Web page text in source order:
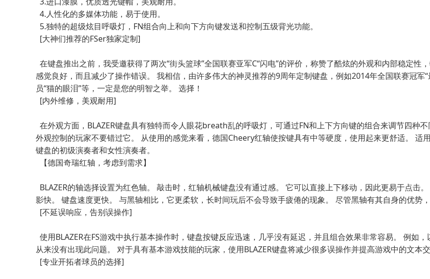
4.人性化的多媒体功能，易于使用。
5.独特的超级炫目呼吸灯，FN组合向上和向下方向键发送和控制五级背光功能。
[大神们推荐的FSer独家定制]
在键盘推出之前，我受邀获得了两次“街头篮球”全国联赛亚军C“闪电”的评价，称赞了酷炫的外观和内部稳定
感觉良好，而且减少了操作错误。 我相信，由许多伟大的神灵推荐的9周年定制键盘，例如2014年全国联赛冠军
员“猫的眼泪”等，一定是您的明智之举。 选择！
[内外维修，美观耐用]
在外观方面，BLAZER键盘具有独特而令人眼花breath乱的呼吸灯，可通过FN和上下方向键的组合来调节四种
外观控制的玩家不要错过它。 从使用的感觉来看，德国Cheery红轴使按键具有中等硬度，使用起来更舒适。 适
键盘的初级演奏者和女性演奏者。
【德国奇瑞红轴，考虑到需求】
BLAZER的轴选择设置为红色轴。 敲击时，红轴机械键盘没有通过感。 它可以直接上下移动，因此更易于点击
影快。 键盘速度更快。 与黑轴相比，它更柔软，长时间玩后不会导致手疲倦的现象。 尽管黑轴有其自身的优势，
[不延误响应，告别误操作]
使用BLAZER在FS游戏中执行基本操作时，键盘按键反应迅速，几乎没有延迟，并且组合效果非常容易。 例如
从来没有出现此问题。 对于具有基本游戏技能的玩家，使用BLAZER键盘将减少很多误操作并提高游戏中的文本交
[专业开拓者球员的选择]